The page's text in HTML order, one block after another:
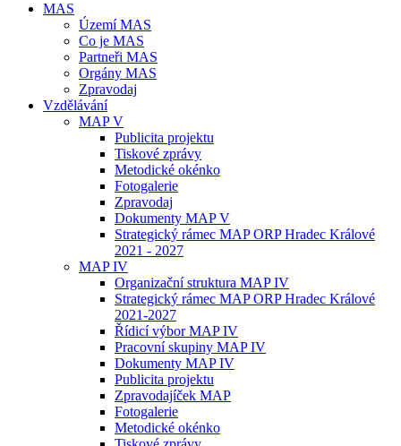
MAS
Území MAS
Co je MAS
Partneři MAS
Orgány MAS
Zpravodaj
Vzdělávání
MAP V
Publicita projektu
Tiskové zprávy
Metodické okénko
Fotogalerie
Zpravodaj
Dokumenty MAP V
Strategický rámec MAP ORP Hradec Králové
2021 - 2027
MAP IV
Organizační struktura MAP IV
Strategický rámec MAP ORP Hradec Králové
2021-2027
Řídicí výbor MAP IV
Pracovní skupiny MAP IV
Dokumenty MAP IV
Publicita projektu
Zpravodajíček MAP
Fotogalerie
Metodické okénko